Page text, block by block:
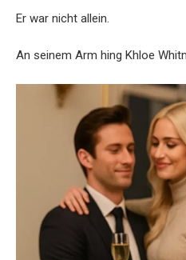
Er war nicht allein.
An seinem Arm hing Khloe